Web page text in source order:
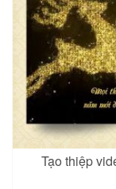
Tạo thiệp